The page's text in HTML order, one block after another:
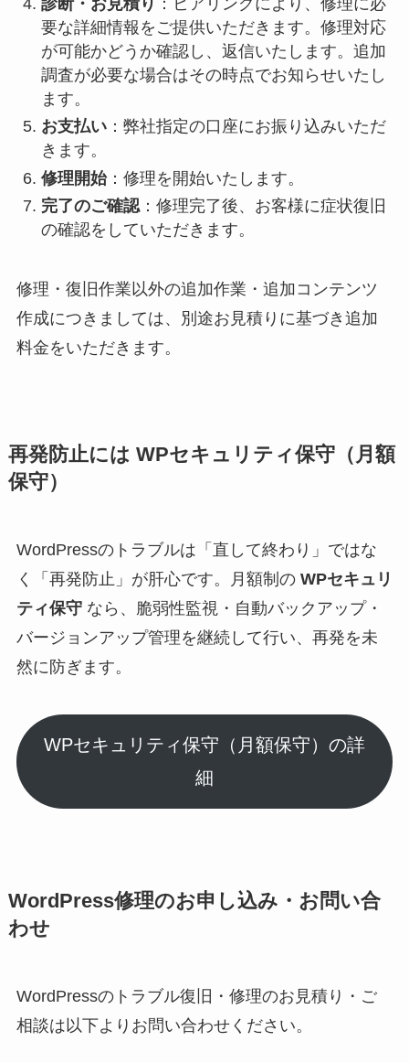
要な詳細情報をご提供いただきます。修理対応
が可能かどうか確認し、返信いたします。追加
調査が必要な場合はその時点でお知らせいたし
ます。
お支払い：弊社指定の口座にお振り込みいただ
きます。
修理開始：修理を開始いたします。
完了のご確認：修理完了後、お客様に症状復旧
の確認をしていただきます。
修理・復旧作業以外の追加作業・追加コンテンツ
作成につきましては、別途お見積りに基づき追加
料金をいただきます。
再発防止には WPセキュリティ保守（月額
保守）
WordPressのトラブルは「直して終わり」ではな
く「再発防止」が肝心です。月額制の WPセキュリ
ティ保守なら、脆弱性監視・自動バックアップ・
バージョンアップ管理を継続して行い、再発を未
然に防ぎます。
WPセキュリティ保守（月額保守）の詳
細
WordPress修理のお申し込み・お問い合
わせ
WordPressのトラブル復旧・修理のお見積り・ご
相談は以下よりお問い合わせください。